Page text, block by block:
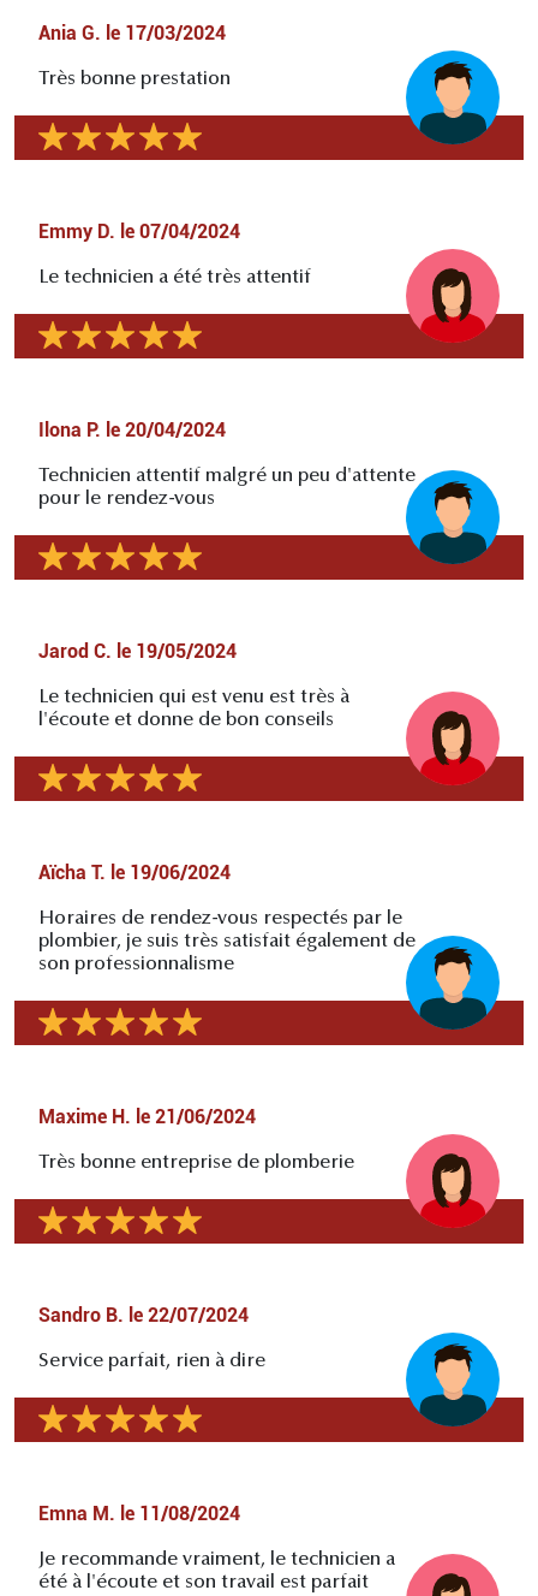
Ania G. le 17/03/2024
Très bonne prestation
Emmy D. le 07/04/2024
Le technicien a été très attentif
Ilona P. le 20/04/2024
Technicien attentif malgré un peu d'attente
pour le rendez-vous
Jarod C. le 19/05/2024
Le technicien qui est venu est très à
l'écoute et donne de bon conseils
Aïcha T. le 19/06/2024
Horaires de rendez-vous respectés par le
plombier, je suis très satisfait également de
son professionnalisme
Maxime H. le 21/06/2024
Très bonne entreprise de plomberie
Sandro B. le 22/07/2024
Service parfait, rien à dire
Emna M. le 11/08/2024
Je recommande vraiment, le technicien a
été à l'écoute et son travail est parfait